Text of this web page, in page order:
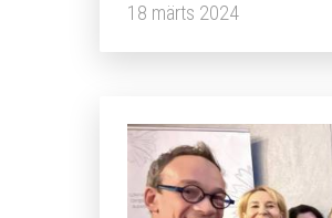
Eestis.
18 märts 2024